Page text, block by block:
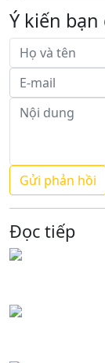
Ý kiến bạn
Đọc tiếp